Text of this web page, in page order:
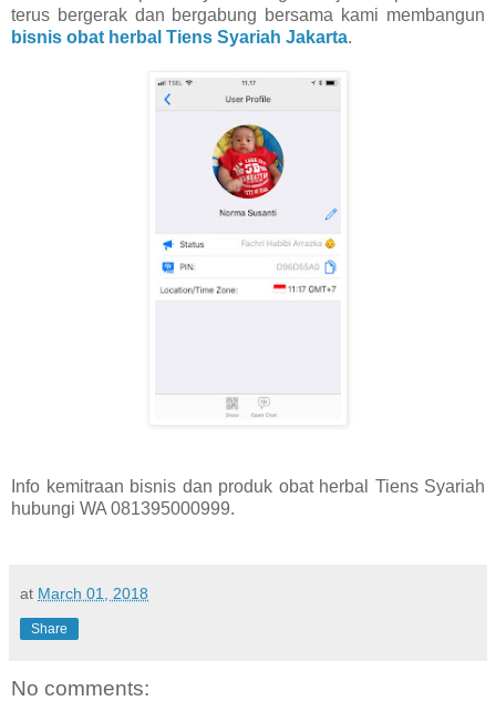
terus bergerak dan bergabung bersama kami membangun
bisnis obat herbal Tiens Syariah Jakarta.
Info kemitraan bisnis dan produk obat herbal Tiens Syariah
hubungi WA 081395000999.
at March 01, 2018
Share
No comments: